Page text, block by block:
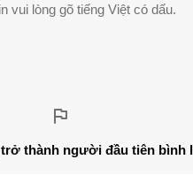
vui lòng gõ tiếng Việt có dấu.
thành người đầu tiên bình